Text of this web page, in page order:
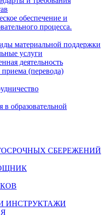
обеспечение и
процесса.
материальной поддержки
услуги
деятельность
(перевода)
образовательной
СБЕРЕЖЕНИЙ
ИНСТРУКТАЖИ